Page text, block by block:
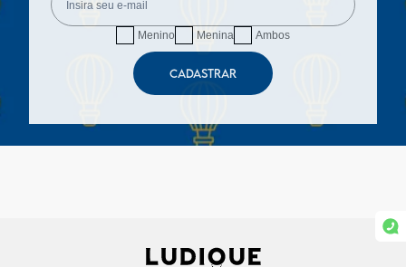
Menino Menina Ambos
CADASTRAR